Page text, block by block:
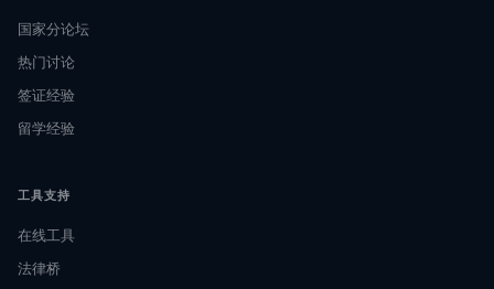
国家分论坛
热门讨论
签证经验
留学经验
工具支持
在线工具
法律桥